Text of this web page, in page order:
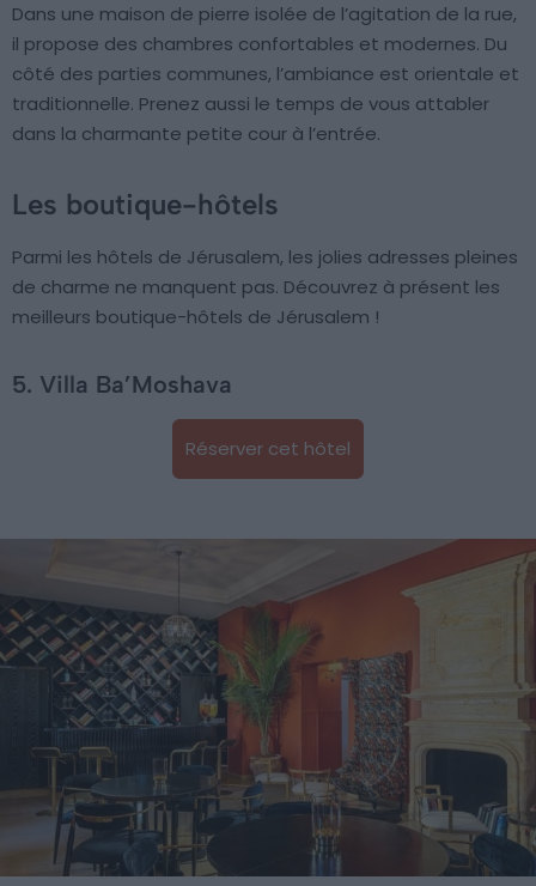
Dans une maison de pierre isolée de l’agitation de la rue,
il propose des chambres confortables et modernes. Du
côté des parties communes, l’ambiance est orientale et
traditionnelle. Prenez aussi le temps de vous attabler
dans la charmante petite cour à l’entrée.
Les boutique-hôtels
Parmi les hôtels de Jérusalem, les jolies adresses pleines
de charme ne manquent pas. Découvrez à présent les
meilleurs boutique-hôtels de Jérusalem !
5. Villa Ba’Moshava
Réserver cet hôtel